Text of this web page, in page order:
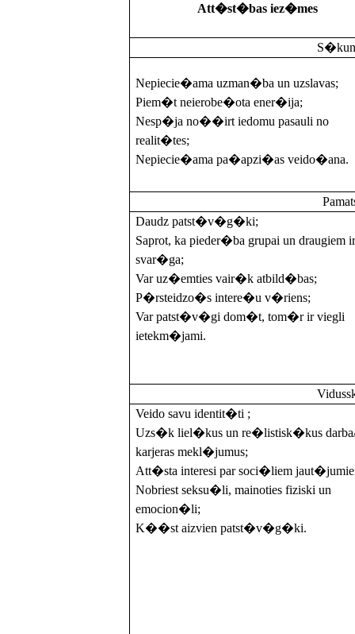
Att�st�bas iez�mes
Nepiecie�ama uzman�ba un uzslavas;
Piem�t neierobe�ota ener�ija;
Nesp�ja no��irt iedomu pasauli no
realit�tes;
Nepiecie�ama pa�apzi�as veido�ana.
Daudz patst�v�g�ki;
Saprot, ka pieder�ba grupai un draugiem ir
svar�ga;
Var uz�emties vair�k atbild�bas;
P�rsteidzo�s intere�u v�riens;
Var patst�v�gi dom�t, tom�r ir viegli
ietekm�jami.
Veido savu identit�ti ;
Uzs�k liel�kus un re�listisk�kus
karjeras mekl�jumus;
Att�sta interesi par soci�liem
Nobriest seksu�li, mainoties fiziski un
emocion�li;
K��st aizvien patst�v�g�ki.